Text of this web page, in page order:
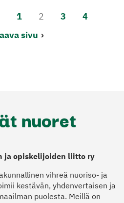
1 2 3
4
sivu
ja opiskelijoiden liitto ry
vihreä nuoriso- ja
kestävän, yhdenvertaisen ja
puolesta. Meillä on